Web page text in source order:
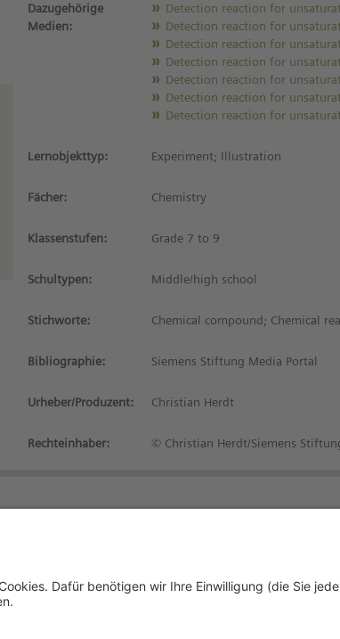
Dazugehörige
Medien:
Detection reaction for
Detection reaction for
Detection reaction for
Detection reaction for
Detection reaction for
Detection reaction for
Detection reaction for
Lernobjekttyp: Experiment; Illustration
Fächer: Chemistry
Klassenstufen: Grade 7 to 9
Schultypen: Middle/high school
Stichworte: Chemical compound; Chemical
Bibliographie: Siemens Stiftung Media Portal
Urheber/Produzent: Christian Herdt
Rechteinhaber: © Christian Herdt/Siemens
Nutzungsbedingungen